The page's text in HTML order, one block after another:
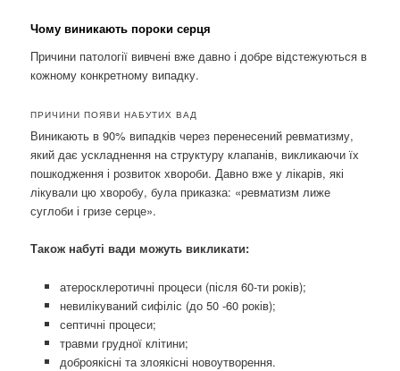
Чому виникають пороки серця
Причини патології вивчені вже давно і добре відстежуються в
кожному конкретному випадку.
ПРИЧИНИ ПОЯВИ НАБУТИХ ВАД
Виникають в 90% випадків через перенесений ревматизму,
який дає ускладнення на структуру клапанів, викликаючи їх
пошкодження і розвиток хвороби. Давно вже у лікарів, які
лікували цю хворобу, була приказка: «ревматизм лиже
суглоби і гризе серце».
Також набуті вади можуть викликати:
атеросклеротичні процеси (після 60-ти років);
невилікуваний сифіліс (до 50 -60 років);
септичні процеси;
травми грудної клітини;
доброякісні та злоякісні новоутворення.